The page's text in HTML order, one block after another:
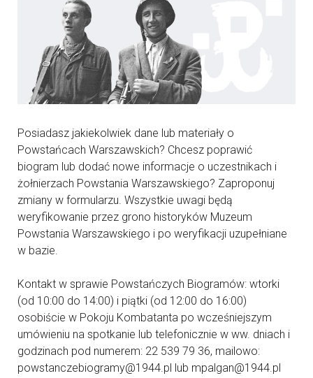
Posiadasz jakiekolwiek dane lub materiały o
Powstańcach Warszawskich? Chcesz poprawić
biogram lub dodać nowe informacje o uczestnikach i
żołnierzach Powstania Warszawskiego? Zaproponuj
zmiany w formularzu. Wszystkie uwagi będą
weryfikowanie przez grono historyków Muzeum
Powstania Warszawskiego i po weryfikacji uzupełniane
w bazie.
Kontakt w sprawie Powstańczych Biogramów: wtorki
(od 10:00 do 14:00) i piątki (od 12:00 do 16:00)
osobiście w Pokoju Kombatanta po wcześniejszym
umówieniu na spotkanie lub telefonicznie w ww. dniach i
godzinach pod numerem: 22 539 79 36, mailowo:
powstanczebiogramy@1944.pl lub mpalgan@1944.pl